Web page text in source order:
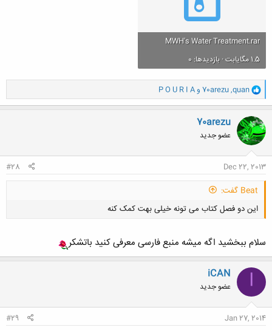
MWH's Water Treatment.rar
1.5 مگایابت · بازدیدها: 0
و
ا
ک
ن
ش
ه
ا
quan
,
70arezu و P O U R I A
70arezu
عضو جدید
Dec 22, 2013
#28
Beat گفت:
این دو فصل کتاب می تونه خیلی بهت کمک کنه
سلام ببخشید اگه میشه منبع فارسی معرفی کنید باتشکر
I
iCAN
عضو جدید
Jan 27, 2014
#29